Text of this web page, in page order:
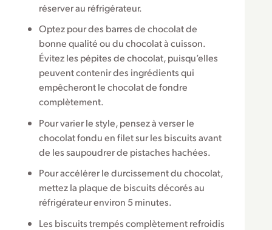
réserver au réfrigérateur.
Optez pour des barres de chocolat de
bonne qualité ou du chocolat à cuisson.
Évitez les pépites de chocolat, puisqu’elles
peuvent contenir des ingrédients qui
empêcheront le chocolat de fondre
complètement.
Pour varier le style, pensez à verser le
chocolat fondu en filet sur les biscuits avant
de les saupoudrer de pistaches hachées.
Pour accélérer le durcissement du chocolat,
mettez la plaque de biscuits décorés au
réfrigérateur environ 5 minutes.
Les biscuits trempés complètement refroidis